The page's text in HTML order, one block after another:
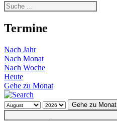
Termine
Nach Jahr
Nach Monat
Nach Woche
Heute
Gehe zu Monat
Gehe zu Monat